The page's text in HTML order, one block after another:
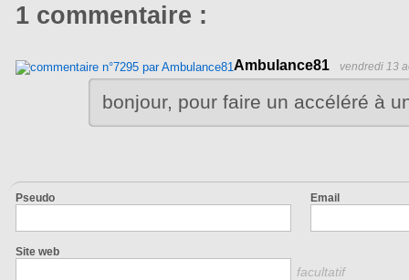
1 commentaire :
Ambulance81 vendredi 13
bonjour, pour faire un accéléré à
Pseudo Email
Site web
facultatif